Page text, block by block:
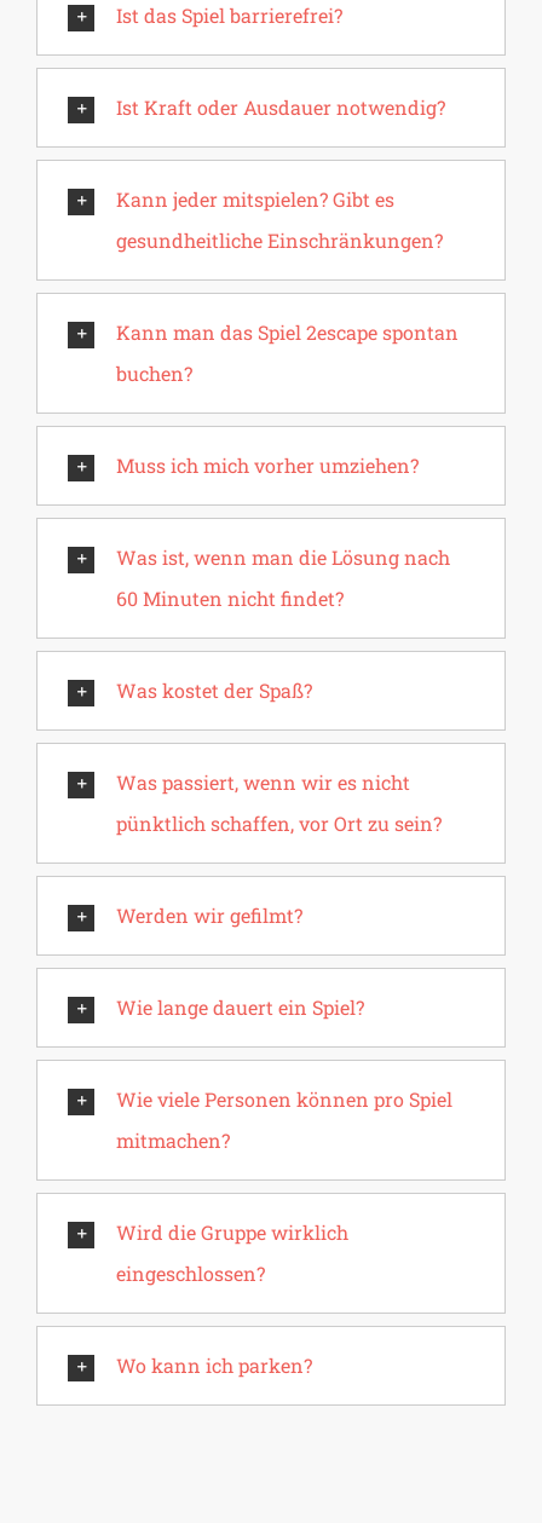
Ist das Spiel barrierefrei?
Ist Kraft oder Ausdauer notwendig?
Kann jeder mitspielen? Gibt es
gesundheitliche Einschränkungen?
Kann man das Spiel 2escape spontan
buchen?
Muss ich mich vorher umziehen?
Was ist, wenn man die Lösung nach
60 Minuten nicht findet?
Was kostet der Spaß?
Was passiert, wenn wir es nicht
pünktlich schaffen, vor Ort zu sein?
Werden wir gefilmt?
Wie lange dauert ein Spiel?
Wie viele Personen können pro Spiel
mitmachen?
Wird die Gruppe wirklich
eingeschlossen?
Wo kann ich parken?